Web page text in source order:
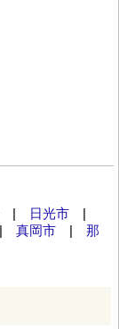
日光市
真岡市
那